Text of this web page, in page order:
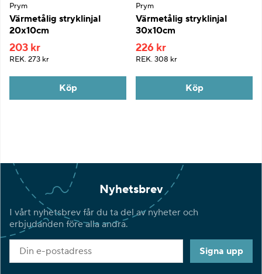
Prym
Värmetålig stryklinjal
20x10cm
203 kr
REK. 273 kr
Köp
Prym
Värmetålig stryklinjal
30x10cm
226 kr
REK. 308 kr
Köp
Nyhetsbrev
I vårt nyhetsbrev får du ta del av nyheter och
erbjudanden före alla andra.
Signa upp